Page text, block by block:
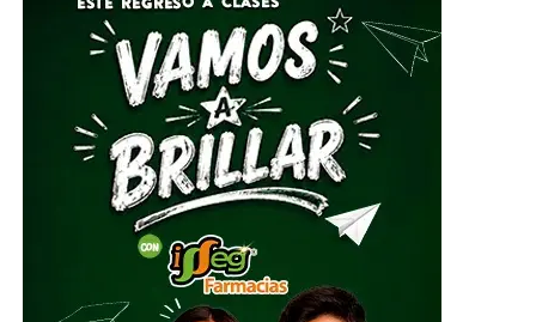
Por su parte, el Director General del Sistema DIF Estatal
Guanajuato, José Alfonso Borja Pimentel, explicó que se
estarán recibiendo alimentos no perecederos, artículos
de higiene personal, insumos de limpieza y
herramientas, mismos que serán clasificados y
embalados para su posterior entrega al Sistema
Nacional DIF, instancia encargada de coordinar el envío
del apoyo humanitario.
ADVERTISEMENT